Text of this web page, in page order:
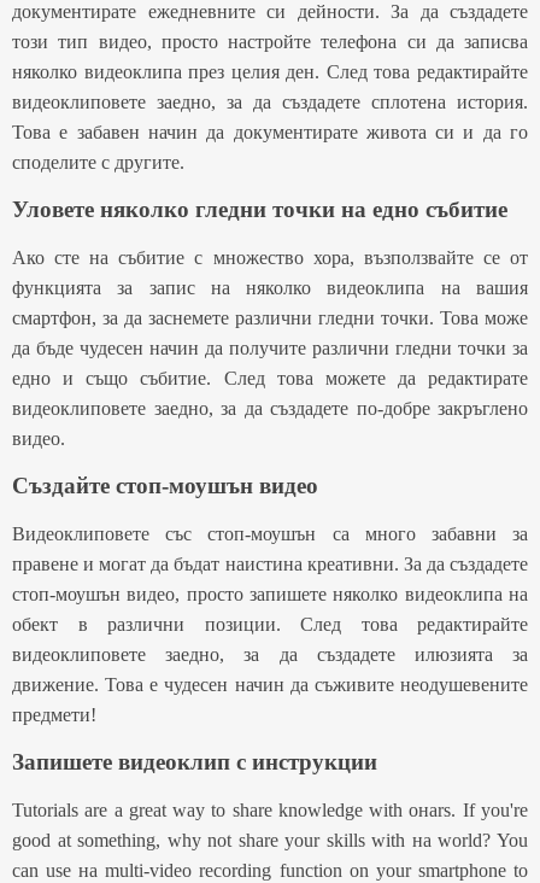
документирате ежедневните си дейности. За да създадете
този тип видео, просто настройте телефона си да записва
няколко видеоклипа през целия ден. След това редактирайте
видеоклиповете заедно, за да създадете сплотена история.
Това е забавен начин да документирате живота си и да го
споделите с другите.
Уловете няколко гледни точки на едно събитие
Ако сте на събитие с множество хора, възползвайте се от
функцията за запис на няколко видеоклипа на вашия
смартфон, за да заснемете различни гледни точки. Това може
да бъде чудесен начин да получите различни гледни точки за
едно и също събитие. След това можете да редактирате
видеоклиповете заедно, за да създадете по-добре закръглено
видео.
Създайте стоп-моушън видео
Видеоклиповете със стоп-моушън са много забавни за
правене и могат да бъдат наистина креативни. За да създадете
стоп-моушън видео, просто запишете няколко видеоклипа на
обект в различни позиции. След това редактирайте
видеоклиповете заедно, за да създадете илюзията за
движение. Това е чудесен начин да съживите неодушевените
предмети!
Запишете видеоклип с инструкции
Tutorials are a great way to share knowledge with oнаrs. If you're
good at something, why not share your skills with на world? You
can use на multi-video recording function on your smartphone to